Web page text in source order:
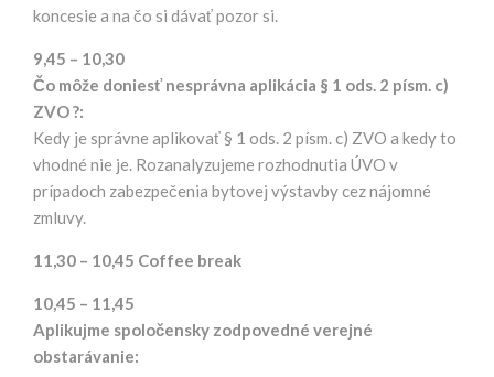
koncesie a na čo si dávať pozor si.
9,45 – 10,30
Čo môže doniesť nesprávna aplikácia § 1 ods. 2 písm. c)
ZVO ?:
Kedy je správne aplikovať § 1 ods. 2 písm. c) ZVO a kedy to
vhodné nie je. Rozanalyzujeme rozhodnutia ÚVO v
prípadoch zabezpečenia bytovej výstavby cez nájomné
zmluvy.
11,30 – 10,45 Coffee break
10,45 – 11,45
Aplikujme spoločensky zodpovedné verejné
obstarávanie: